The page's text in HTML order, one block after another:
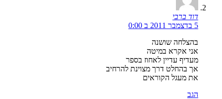
דוד ברבי
5 בדצמבר 2011 ב 0:00
בהצלחה שושנה
אני אקרא במיטה
מעדיף עדיין לאחוז בספר
אך בהחלט דרך מצוינת להרחיב
את מעגל הקוראים
הגב